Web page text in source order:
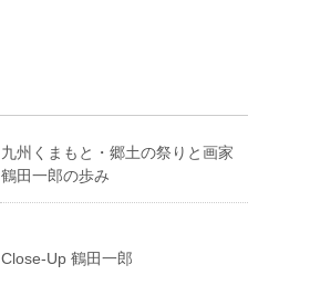
九州くまもと・郷土の祭りと画家
鶴田一郎の歩み
Close-Up 鶴田一郎